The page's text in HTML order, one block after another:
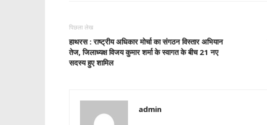
पिछला लेख
हाथरस : राष्ट्रीय अधिकार मोर्चा का संगठन विस्तार अभियान
तेज, जिलाध्यक्ष विजय कुमार शर्मा के स्वागत के बीच 21 नए
सदस्य हुए शामिल
admin